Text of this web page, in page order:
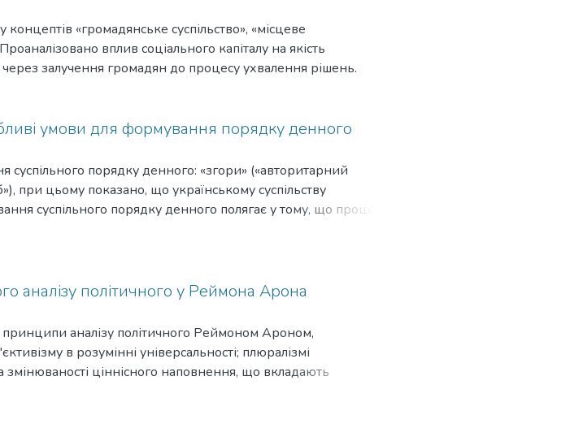
«громадянське суспільство», «місцеве
вплив соціального капіталу на якість
залучення громадян до процесу ухвалення рішень.
умови для формування порядку денного
суспільного порядку денного: «згори» («авторитарний
при цьому показано, що українському суспільству
суспільного порядку денного полягає у тому, що процес
політичні рішення є непрозорим та непідконт-
політики полягає в тому, що громадяни,
в цілому не є активними учасниками формування
Розглянуто конкретні види участі громадян у формуванні
громадські заходи, формування та висловлювання
очікувань у виборчих програмах політичних сил,
виборів.
аналізу політичного у Реймона Арона
принципи аналізу політичного Реймоном Ароном,
в розумінні універсальності; плюралізмі
змінюваності ціннісного наповнення, що вкладають
часовою віддаленістю від них.